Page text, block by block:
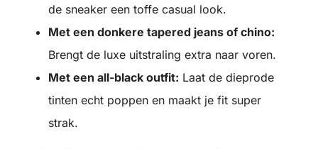
de sneaker een toffe casual look.
Met een donkere tapered jeans of chino:
Brengt de luxe uitstraling extra naar voren.
Met een all-black outfit: Laat de dieprode
tinten echt poppen en maakt je fit super
strak.